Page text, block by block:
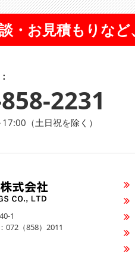
・お見積もりな
2231
（土日祝を除く）
1
（858）2011